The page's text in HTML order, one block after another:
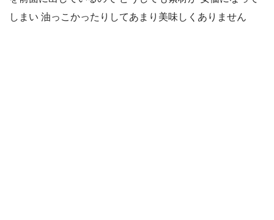
しまい 油っこかったりしてあまり美味しくありません